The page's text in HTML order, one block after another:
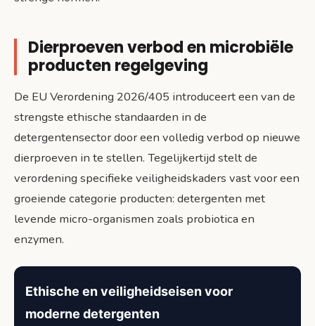
Dierproeven verbod en microbiële
producten regelgeving
De EU Verordening 2026/405 introduceert een van de
strengste ethische standaarden in de
detergentensector door een volledig verbod op nieuwe
dierproeven in te stellen. Tegelijkertijd stelt de
verordening specifieke veiligheidskaders vast voor een
groeiende categorie producten: detergenten met
levende micro-organismen zoals probiotica en
enzymen.
Ethische en veiligheidseisen voor
moderne detergenten